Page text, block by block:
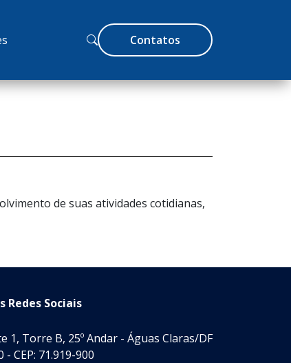
Contatos
de suas atividades cotidianas,
Redes Sociais
1, Torre B, 25º Andar - Águas Claras/DF
- CEP: 71.919-900